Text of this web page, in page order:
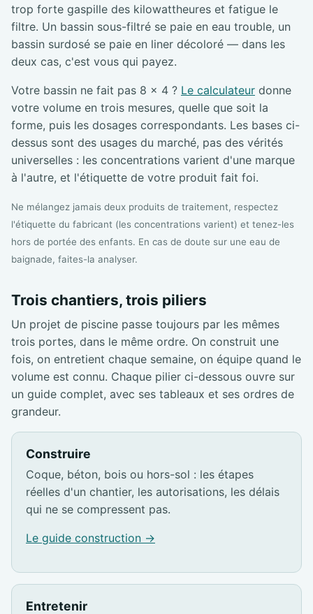
trop forte gaspille des kilowattheures et fatigue le
filtre. Un bassin sous-filtré se paie en eau trouble, un
bassin surdosé se paie en liner décoloré — dans les
deux cas, c'est vous qui payez.
Votre bassin ne fait pas 8 × 4 ? Le calculateur donne
votre volume en trois mesures, quelle que soit la
forme, puis les dosages correspondants. Les bases ci-
dessus sont des usages du marché, pas des vérités
universelles : les concentrations varient d'une marque
à l'autre, et l'étiquette de votre produit fait foi.
Ne mélangez jamais deux produits de traitement, respectez
l'étiquette du fabricant (les concentrations varient) et tenez-les
hors de portée des enfants. En cas de doute sur une eau de
baignade, faites-la analyser.
Trois chantiers, trois piliers
Un projet de piscine passe toujours par les mêmes
trois portes, dans le même ordre. On construit une
fois, on entretient chaque semaine, on équipe quand le
volume est connu. Chaque pilier ci-dessous ouvre sur
un guide complet, avec ses tableaux et ses ordres de
grandeur.
Construire
Coque, béton, bois ou hors-sol : les étapes
réelles d'un chantier, les autorisations, les délais
qui ne se compressent pas.
Le guide construction →
Entretenir